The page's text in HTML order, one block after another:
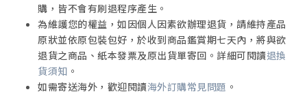
購，皆不會有刷退程序產生。
為維護您的權益，如因個人因素欲辦理退貨，請維持產品
原狀並依原包裝包好，於收到商品鑑賞期七天內，將與欲
退貨之商品、紙本發票及原出貨單寄回。詳細可閱讀退換
貨須知 。
如需寄送海外，歡迎閱讀海外訂購常見問題 。